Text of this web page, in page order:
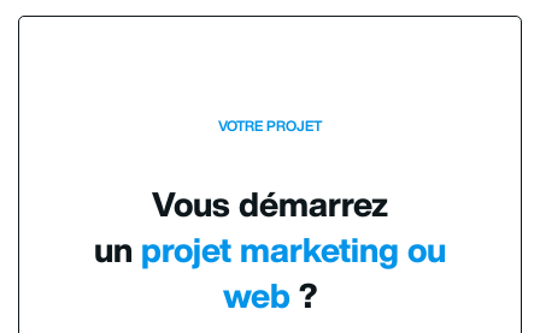
VOTRE PROJET
Vous démarrez
un projet marketing ou
web ?